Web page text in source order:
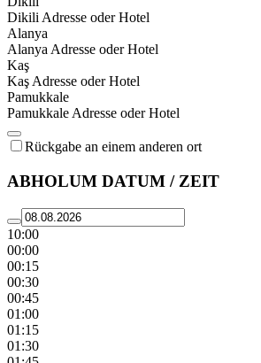
Dikili Adresse oder Hotel
Alanya
Alanya Adresse oder Hotel
Kaş
Kaş Adresse oder Hotel
Pamukkale
Pamukkale Adresse oder Hotel
Rückgabe an einem anderen ort
ABHOLUM DATUM / ZEIT
10:00
00:00
00:15
00:30
00:45
01:00
01:15
01:30